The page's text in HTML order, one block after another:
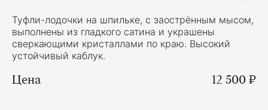
Туфли-лодочки на шпильке, с заострённым мысом,
выполнены из гладкого сатина и украшены
сверкающими кристаллами по краю. Высокий
устойчивый каблук.
Цена 12 500 ₽